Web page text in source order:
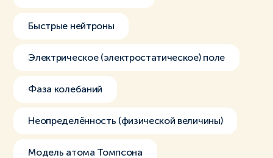
Быстрые нейтроны
Электрическое (электростатическое) поле
Фаза колебаний
Неопределённость (физической величины)
Модель атома Томпсона